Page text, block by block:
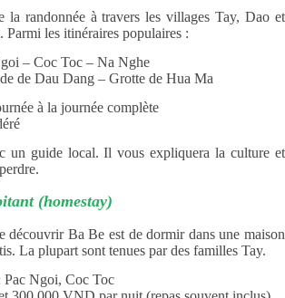
la randonnée à travers les villages Tay, Dao et
les itinéraires populaires :
– Coc Toc – Na Nghe
de Dau Dang – Grotte de Hua Ma
à la journée complète
un guide local. Il vous expliquera la culture et
(homestay)
découvrir Ba Be est de dormir dans une maison
La plupart sont tenues par des familles Tay.
Pac Ngoi, Coc Toc